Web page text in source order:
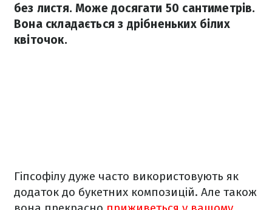
без листя. Може досягати 50 сантиметрів.
Вона складається з дрібненьких білих
квіточок.
Гіпсофілу дуже часто використовують як
додаток до букетних композицій. Але також